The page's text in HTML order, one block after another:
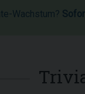
Wachstum?